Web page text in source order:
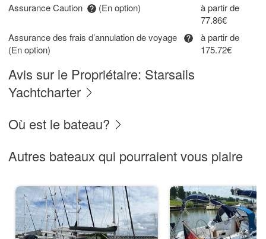
Assurance Caution (En option)
à partir de
77.86€
Assurance des frais d’annulation de voyage
(En option)
à partir de
175.72€
Avis sur le Propriétaire: Starsails
Yachtcharter
Où est le bateau?
Autres bateaux qui pourraient vous plaire